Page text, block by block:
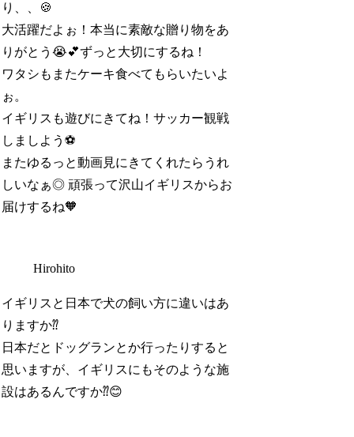
り、、🍪
大活躍だよぉ！本当に素敵な贈り物をあ
りがとう😭💕ずっと大切にするね！
ワタシもまたケーキ食べてもらいたいよ
ぉ。
イギリスも遊びにきてね！サッカー観戦
しましよう⚽️
またゆるっと動画見にきてくれたらうれ
しいなぁ◎ 頑張って沢山イギリスからお
届けするね🧡
Hirohito
イギリスと日本で犬の飼い方に違いはあ
りますか⁇
日本だとドッグランとか行ったりすると
思いますが、イギリスにもそのような施
設はあるんですか⁇😊